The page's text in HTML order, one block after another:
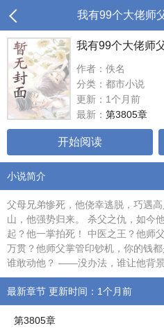
我有99个大佬师
我有99个大佬师
作者：佚名
分类：都市小说
更新：1个月前
最新： 第3805章
开始阅读
小说简介
父母兄弟惨死，他侥幸逃脱，巧遇
山，他强势归来。 杀父之仇，如今
起？他一掌拍死！ 中医之王？他师
万贯？他师父掌管印钞机，你的钱
谁敢动他？ ——没办法，谁让他背
最新章节 更新时间：1个月前
第3805章